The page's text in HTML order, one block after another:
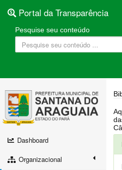
Portal da Transparência
Pesquise seu conteúdo
Dashboard
Organizacional
Aqui
das Sessões Plenárias,